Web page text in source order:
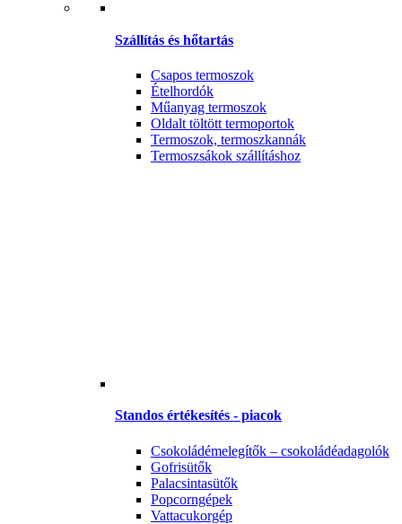
Szállítás és hőtartás
Csapos termoszok
Ételhordók
Műanyag termoszok
Oldalt töltött termoportok
Termoszok, termoszkannák
Termoszsákok szállításhoz
Standos értékesítés - piacok
Csokoládémelegítők – csokoládéadagolók
Gofrisütők
Palacsintasütők
Popcorngépek
Vattacukorgép